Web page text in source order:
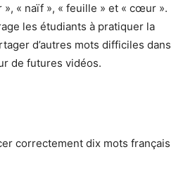
», « naïf », « feuille » et « cœur ».
les étudiants à pratiquer la
d’autres mots difficiles dans
de futures vidéos.
correctement dix mots français